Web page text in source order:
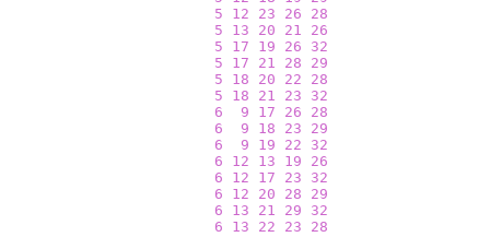
5
12 23 26
28
5
13 20 21
26
5
17 19 26
32
5
17 21 28
29
5
18 20 22
28
5
18 21 23
32
6
9 17 26
28
6
9 18 23
29
6
9 19 22
32
6
12 13 19
26
6
12 17 23
32
6
12 20 28
29
6
13 21 29
32
6
13 22 23
28